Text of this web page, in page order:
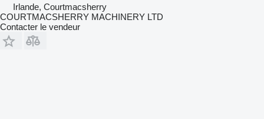
Irlande, Courtmacsherry
COURTMACSHERRY MACHINERY LTD
Contacter le vendeur